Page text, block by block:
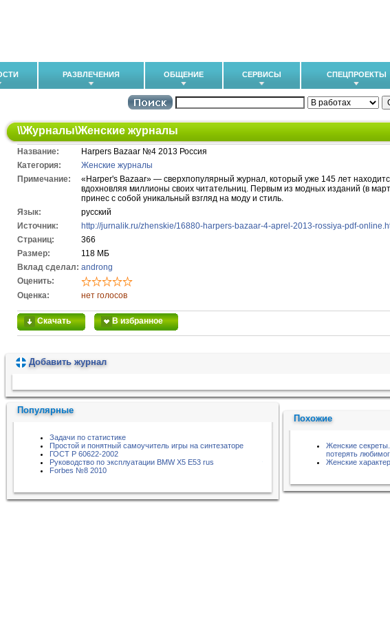
РАЗВЛЕЧЕНИЯ ОБЩЕНИЕ СЕРВИСЫ СПЕЦПРОЕКТЫ
\\Журналы\Женские журналы
Название:
Harpers Bazaar №4 2013 Россия
Категория:
Женские журналы
Примечание:
«Harper's Bazaar» — сверхпопулярный журнал, который уже 145 лет
вдохновляя миллионы своих читательниц. Первым из модных изданий (в
принес с собой уникальный взгляд на моду и стиль.
Язык:
русский
Источник:
http://jurnalik.ru/zhenskie/16880-harpers-bazaar-4-aprel-2013-rossiya-pdf-
Cтраниц:
366
Размер:
118 МБ
Вклад сделал: androng
Оценить:
Оценка:
нет голосов
Скачать В избранное
Добавить журнал
Популярные
Задачи по статистике
Простой и понятный самоучитель игры на синтезаторе
ГОСТ Р 60622-2002
Руководство по эксплуатации BMW X5 E53 rus
Forbes №8 2010
Похожие
Женские
потерять
Женские